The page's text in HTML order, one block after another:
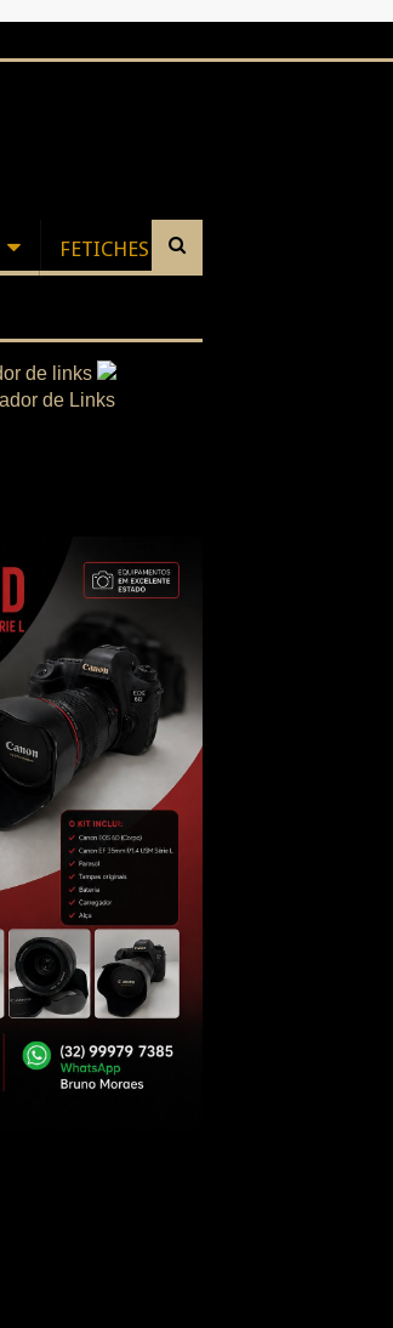
FETICHES